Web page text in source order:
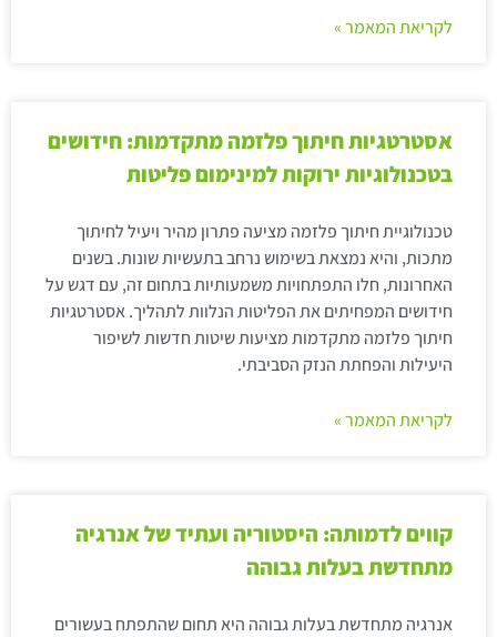
לקריאת המאמר »
אסטרטגיות חיתוך פלזמה מתקדמות: חידושים
בטכנולוגיות ירוקות למינימום פליטות
טכנולוגיית חיתוך פלזמה מציעה פתרון מהיר ויעיל לחיתוך
מתכות, והיא נמצאת בשימוש נרחב בתעשיות שונות. בשנים
האחרונות, חלו התפתחויות משמעותיות בתחום זה, עם דגש על
חידושים המפחיתים את הפליטות הנלוות לתהליך. אסטרטגיות
חיתוך פלזמה מתקדמות מציעות שיטות חדשות לשיפור
היעילות והפחתת הנזק הסביבתי.
לקריאת המאמר »
קווים לדמותה: היסטוריה ועתיד של אנרגיה
מתחדשת בעלות גבוהה
אנרגיה מתחדשת בעלות גבוהה היא תחום שהתפתח בעשורים